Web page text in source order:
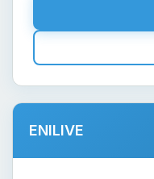
ENILIVE